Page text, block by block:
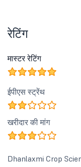
रेटिंग
मास्टर रेटिंग
ईपीएस स्ट्रेंथ
खरीदार की मांग
Dhanlaxmi Crop